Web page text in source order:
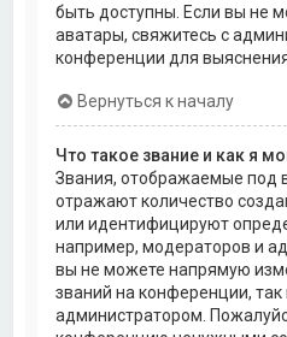
быть доступны. Если вы не
аватары, свяжитесь с
конференции для
Вернуться к началу
Что такое звание и как я
Звания, отображаемые под
отражают количество
или идентифицируют
например, модераторов и
вы не можете напрямую
званий на конференции, так
администратором.